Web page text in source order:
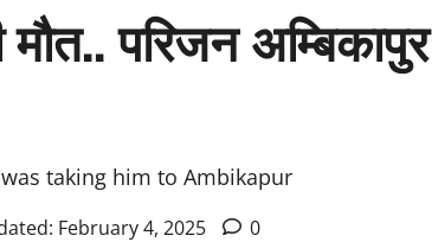
मौत.. परिजन अम्बिकापुर
taking him to Ambikapur
February 4, 2025 0